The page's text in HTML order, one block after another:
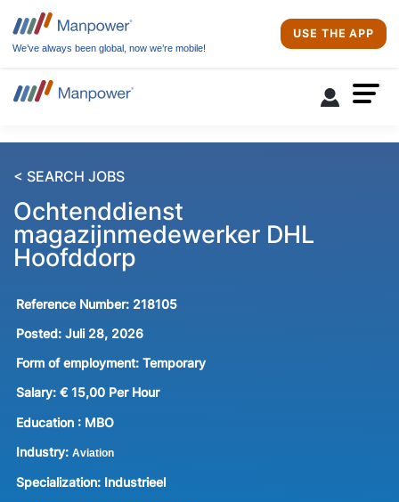
We’ve always been global, now we’re mobile!
USE THE APP
< SEARCH JOBS
Ochtenddienst
magazijnmedewerker DHL
Hoofddorp
Reference Number: 218105
Posted: Juli 28, 2026
Form of employment: Temporary
Salary: € 15,00 Per Hour
Education : MBO
Industry: Aviation
Specialization: Industrieel